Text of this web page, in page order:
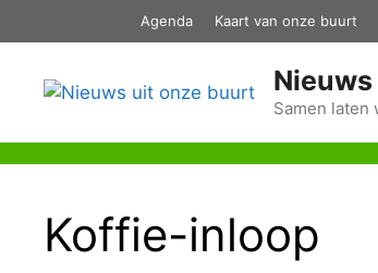
naar
inhoud
Agenda Kaart van onze buurt
Samen laten
Koffie-inloop